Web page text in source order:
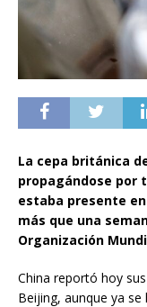
La cepa británica
propagándose por
estaba presente
más que una
Organización
China reportó hoy
Beijing, aunque ya